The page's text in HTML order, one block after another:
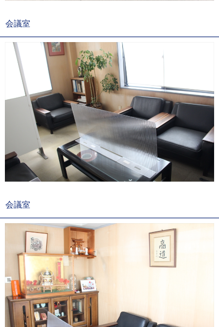
会議室
会議室